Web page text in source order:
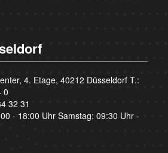
4. Etage, 40212 Düsseldorf T.:
0
32 31
- 18:00 Uhr Samstag: 09:30 Uhr -